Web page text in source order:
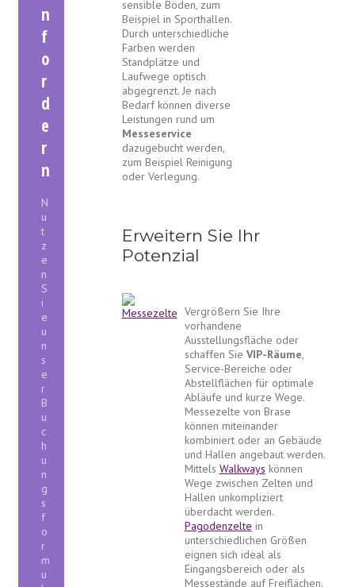
n
f
o
r
d
e
r
n
N
u
t
z
e
n
S
i
e
u
n
s
e
r
B
u
c
h
u
n
g
s
f
o
r
m
u
sensible Böden, zum
Beispiel in Sporthallen.
Durch unterschiedliche
Farben werden
Standplätze und
Laufwege optisch
abgegrenzt. Je nach
Bedarf können diverse
Leistungen rund um
Messeservice
dazugebucht werden,
zum Beispiel Reinigung
oder Verlegung.
Erweitern Sie Ihr
Potenzial
Vergrößern Sie Ihre
vorhandene
Ausstellungsfläche oder
schaffen Sie VIP-Räume,
Service-Bereiche oder
Abstellflächen für optimale
Abläufe und kurze Wege.
Messezelte von Brase
können miteinander
kombiniert oder an Gebäude
und Hallen angebaut werden.
Mittels Walkways können
Wege zwischen Zelten und
Hallen unkompliziert
überdacht werden.
Pagodenzelte in
unterschiedlichen Größen
eignen sich ideal als
Eingangsbereich oder als
Messestände auf Freiflächen.